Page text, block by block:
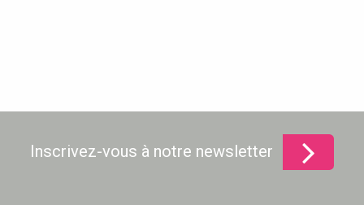
Inscrivez-vous à notre newsletter